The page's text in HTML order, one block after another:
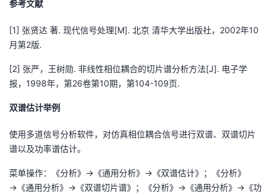
藏
参考文献
[1] 张贤达 著. 现代信号处理[M]. 北京 清华大学出版社，2002年10
月第2版.
[2] 张严，王树勋. 非线性相位耦合的切片谱分析方法[J]. 电子学
报，1998年，第26卷第10期，第104-109页.
双谱估计举例
使用多道信号分析软件，对仿真相位耦合信号进行双谱、双谱切片
谱以及功率谱估计。
菜单操作：《分析》→《通用分析》→《双谱估计》；《分析》
→《通用分析》→《双谱切片谱》；《分析》→《通用分析》→《功